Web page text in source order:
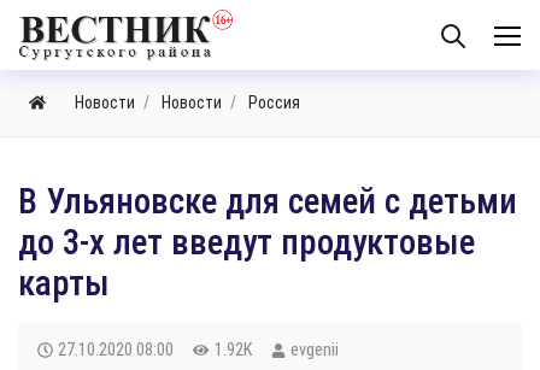
Новости Новости Россия
В Ульяновске для семей с детьми
до 3-х лет введут продуктовые
карты
27.10.2020 08:00 1.92K evgenii